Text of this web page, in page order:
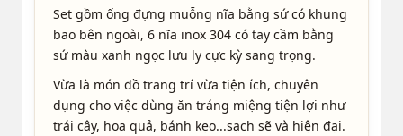
Set gồm ống đựng muỗng nĩa bằng sứ có khung
bao bên ngoài, 6 nĩa inox 304 có tay cầm bằng
sứ màu xanh ngọc lưu ly cực kỳ sang trọng.
Vừa là món đồ trang trí vừa tiện ích, chuyên
dụng cho việc dùng ăn tráng miệng tiện lợi như
trái cây, hoa quả, bánh kẹo...sạch sẽ và hiện đại.